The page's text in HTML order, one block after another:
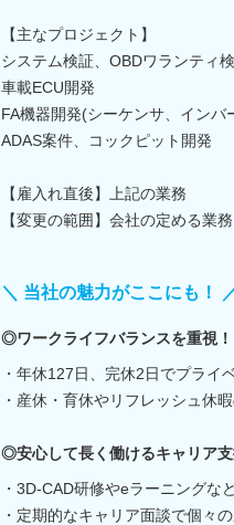
【主なプロジェクト】
システム検証、OBDワランティ
車載ECU開発
FA機器開発(シーケンサ、イン
ADAS案件、コックピット開発
【雇入れ直後】上記の業務
【変更の範囲】会社の定める業務
＼ 当社の魅力がここにも！
◎ワークライフバランスを重視！
・年休127日、完休2日でプライ
・産休・育休やリフレッシュ休
◎安心して長く働けるキャリア
・3D-CAD研修やeラーニングな
・定期的なキャリア面談で個々